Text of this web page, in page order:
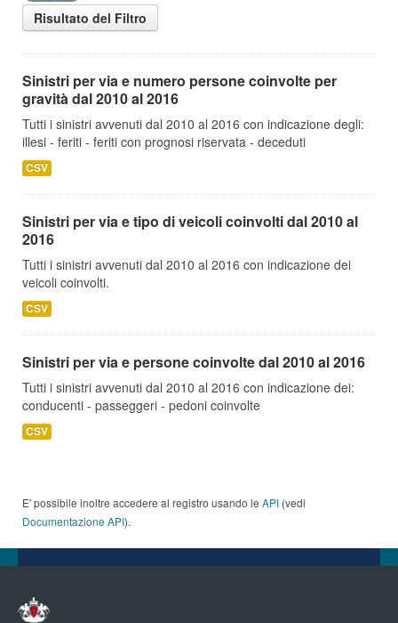
Risultato del Filtro
Sinistri per via e numero persone coinvolte per
gravità dal 2010 al 2016
Tutti i sinistri avvenuti dal 2010 al 2016 con indicazione degli:
illesi - feriti - feriti con prognosi riservata - deceduti
CSV
Sinistri per via e tipo di veicoli coinvolti dal 2010 al
2016
Tutti i sinistri avvenuti dal 2010 al 2016 con indicazione dei
veicoli coinvolti.
CSV
Sinistri per via e persone coinvolte dal 2010 al 2016
Tutti i sinistri avvenuti dal 2010 al 2016 con indicazione dei:
conducenti - passeggeri - pedoni coinvolte
CSV
E' possibile inoltre accedere al registro usando le API (vedi
Documentazione API).